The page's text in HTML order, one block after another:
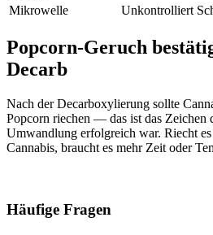
Mikrowelle
Unkontrolliert
Popcorn-Geruch
Decarb
Nach der Decarboxylierung sollte
Popcorn riechen — das ist das Zeichen
Umwandlung erfolgreich war. Riecht
Cannabis, braucht es mehr Zeit oder
Häufige Fragen